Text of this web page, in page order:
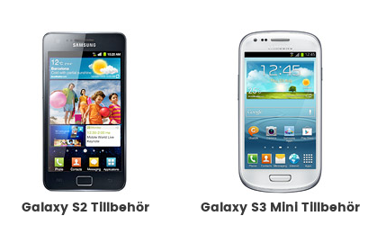
Galaxy S2 Tillbehör Galaxy S3 Mini Tillbehör